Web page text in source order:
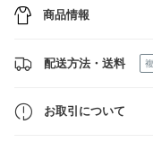
※土日祝日はメールのご
商品情報
配送方法・送料
お取引について